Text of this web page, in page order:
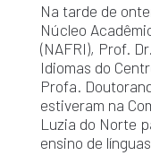
Na tarde de
Núcleo
(NAFRI), Prof.
Idiomas do
Profa.
estiveram na
Luzia do Norte
ensino de